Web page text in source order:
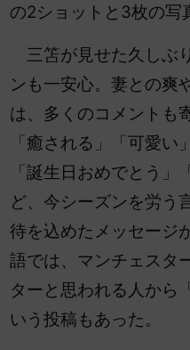
の2ショットと3枚の写
三笘が見せた久しぶ
ンも一安心。妻との爽
は、多くのコメントも
「癒される」「可愛い
「誕生日おめでとう
ど、今シーズンを労う
待を込めたメッセージ
語では、マンチェスタ
ターと思われる人から
いう投稿もあった。